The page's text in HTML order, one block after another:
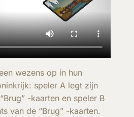
wezens op in hun
speler A legt zijn
-kaarten en speler B
van de “Brug” -kaarten.